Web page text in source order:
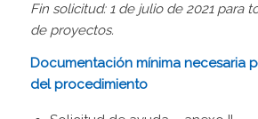
Fin solicitud: 1 de julio de 2021 para
de proyectos.
Documentación mínima necesaria
del procedimiento